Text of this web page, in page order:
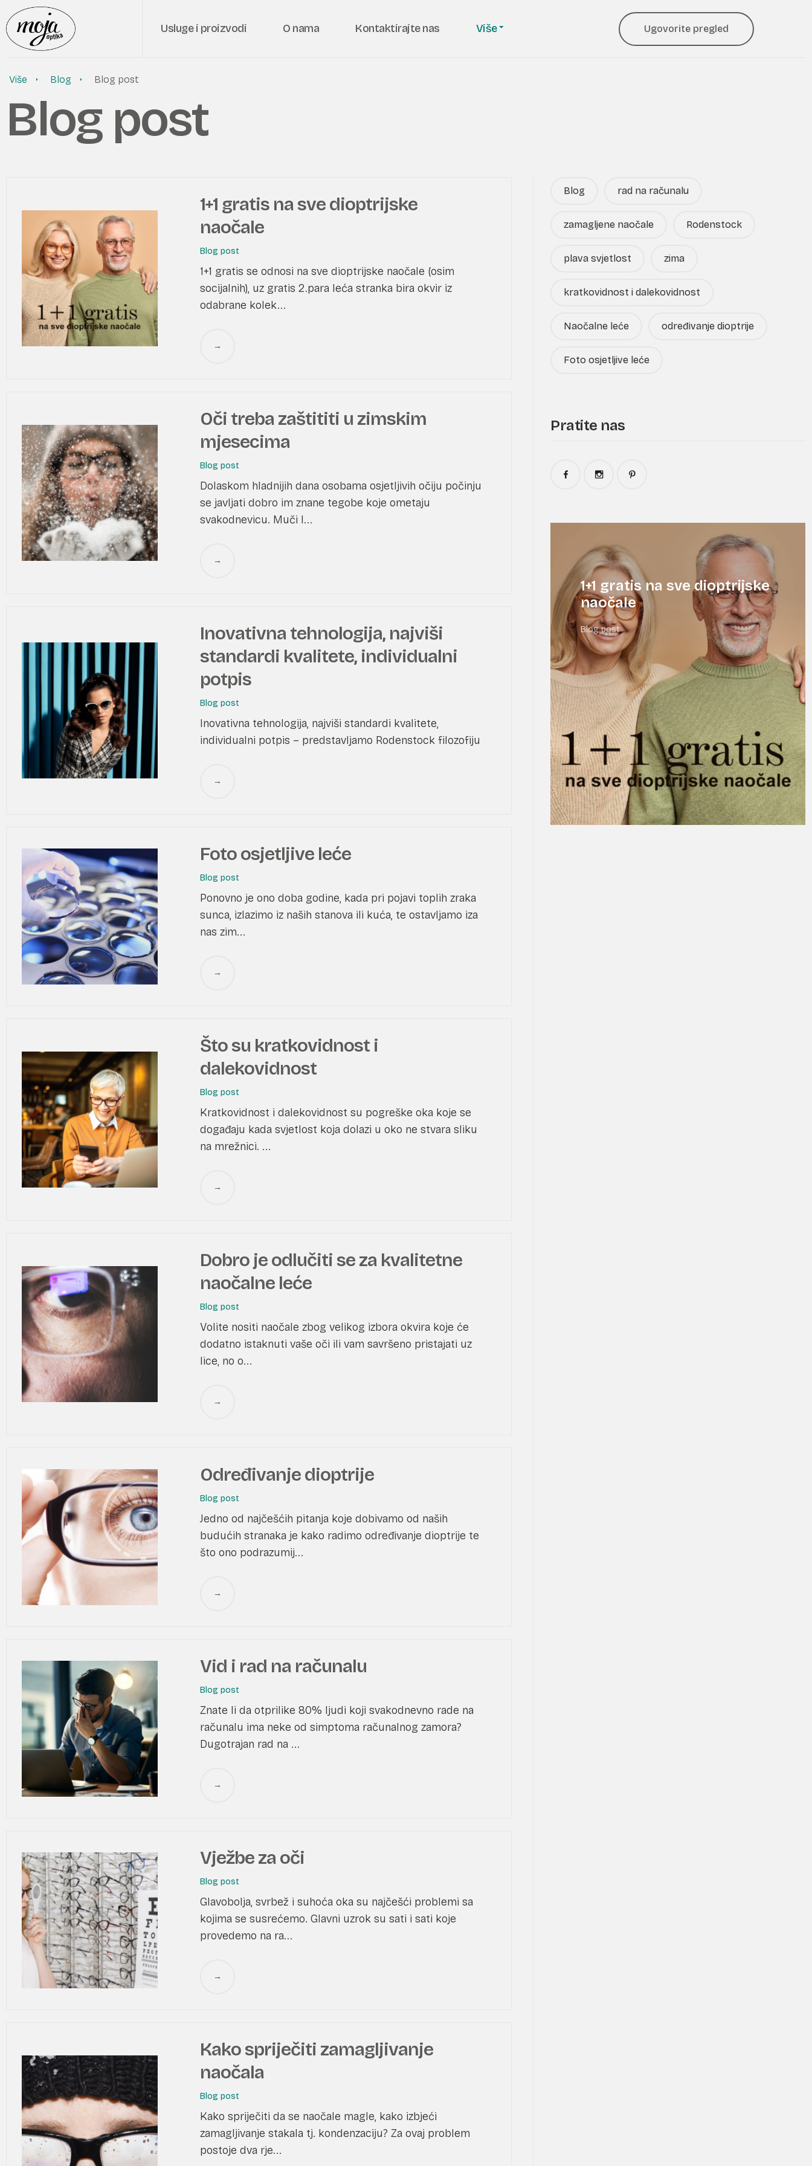
Usluge i proizvodi O nama Kontaktirajte nas Više Ugovorite pregled
Više Blog Blog post
Blog post
1+1 gratis na sve dioptrijske
naočale
Blog post
1+1 gratis se odnosi na sve dioptrijske naočale (osim
socijalnih), uz gratis 2.para leća stranka bira okvir iz
odabrane kolek...
→
Oči treba zaštititi u zimskim
mjesecima
Blog post
Dolaskom hladnijih dana osobama osjetljivih očiju počinju
se javljati dobro im znane tegobe koje ometaju
svakodnevicu. Muči l...
→
Inovativna tehnologija, najviši
standardi kvalitete, individualni
potpis
Blog post
Inovativna tehnologija, najviši standardi kvalitete,
individualni potpis – predstavljamo Rodenstock filozofiju
→
Foto osjetljive leće
Blog post
Ponovno je ono doba godine, kada pri pojavi toplih zraka
sunca, izlazimo iz naših stanova ili kuća, te ostavljamo iza
nas zim...
→
Što su kratkovidnost i
dalekovidnost
Blog post
Kratkovidnost i dalekovidnost su pogreške oka koje se
događaju kada svjetlost koja dolazi u oko ne stvara sliku
na mrežnici. ...
→
Dobro je odlučiti se za kvalitetne
naočalne leće
Blog post
Volite nositi naočale zbog velikog izbora okvira koje će
dodatno istaknuti vaše oči ili vam savršeno pristajati uz
lice, no o...
→
Određivanje dioptrije
Blog post
Jedno od najčešćih pitanja koje dobivamo od naših
budućih stranaka je kako radimo određivanje dioptrije te
što ono podrazumij...
→
Vid i rad na računalu
Blog post
Znate li da otprilike 80% ljudi koji svakodnevno rade na
računalu ima neke od simptoma računalnog zamora?
Dugotrajan rad na ...
→
Vježbe za oči
Blog post
Glavobolja, svrbež i suhoća oka su najčešći problemi sa
kojima se susrećemo. Glavni uzrok su sati i sati koje
provedemo na ra...
→
Kako spriječiti zamagljivanje
naočala
Blog post
Kako spriječiti da se naočale magle, kako izbjeći
zamagljivanje stakala tj. kondenzaciju? Za ovaj problem
postoje dva rje...
Blog rad na računalu
zamagljene naočale Rodenstock
plava svjetlost zima
kratkovidnost i dalekovidnost
Naočalne leće određivanje dioptrije
Foto osjetljive leće
Pratite nas
1+1 gratis na sve dioptrijske
naočale
Blog post